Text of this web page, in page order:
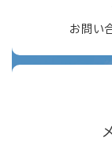
お問い